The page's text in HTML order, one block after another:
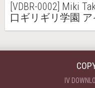
[VDBR-0002] Miki
口ギリギリ学園
IV